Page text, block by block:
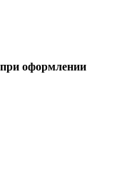
оформлении